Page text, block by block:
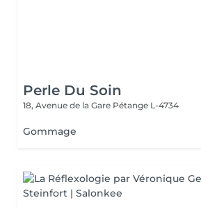
Perle Du Soin
18, Avenue de la Gare Pétange L-4734
Gommage